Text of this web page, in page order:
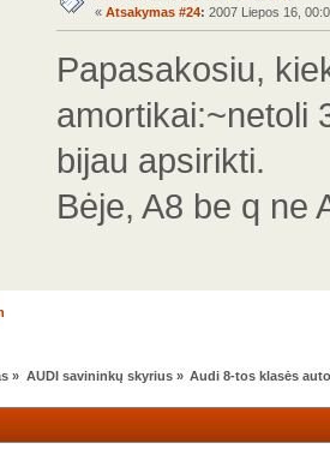
« Atsakymas #24: 2007 Liepos 16,
Papasakosiu,
amortikai:~netoli
bijau apsirikti.
Bėje, A8 be q ne
» AUDI savininkų skyrius» Audi 8-tos klasės